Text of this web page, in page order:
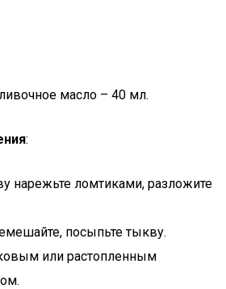
масло – 40 мл.
:
нарежьте ломтиками, разложите
посыпьте тыкву.
или растопленным